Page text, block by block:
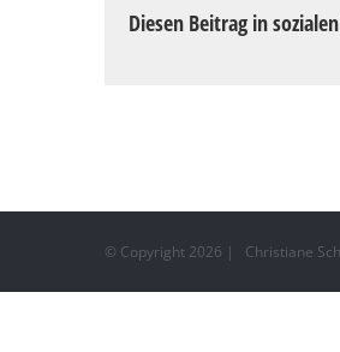
Diesen Beitrag in
© Copyright 2026 | Christiane